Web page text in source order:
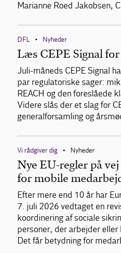
Marianne Roed Jakobsen,
DFL • Nyheder
Læs CEPE Signal
Juli-måneds CEPE Signal
par regulatoriske sager:
REACH og den foreslåede
Videre slås der et slag for
generalforsamling og
Vi rådgiver dig • Nyheder
Nye EU-regler på
for mobile
Efter mere end 10 år har
7. juli 2026 vedtaget en
koordinering af sociale
personer, der arbejder
Det får betydning for